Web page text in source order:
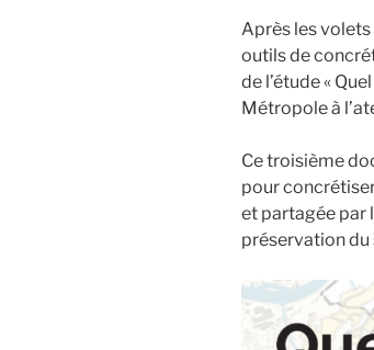
Après les volets
outils de
de l’étude «
Métropole à
Ce troisième
pour
et partagée par
préservation du